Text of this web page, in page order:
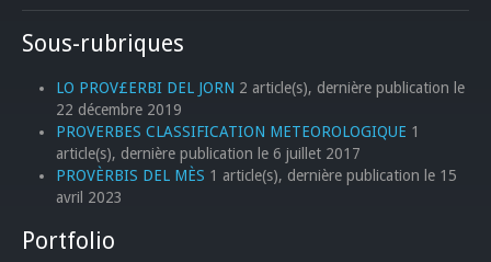
Sous-rubriques
LO PROV£ERBI DEL JORN 2 article(s), dernière publication le
22 décembre 2019
PROVERBES CLASSIFICATION METEOROLOGIQUE 1
article(s), dernière publication le 6 juillet 2017
PROVÈRBIS DEL MÈS 1 article(s), dernière publication le 15
avril 2023
Portfolio